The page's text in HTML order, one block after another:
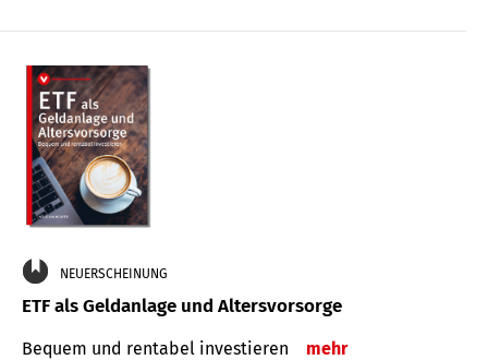
NEUERSCHEINUNG
ETF als Geldanlage und Altersvorsorge
Bequem und rentabel investieren mehr